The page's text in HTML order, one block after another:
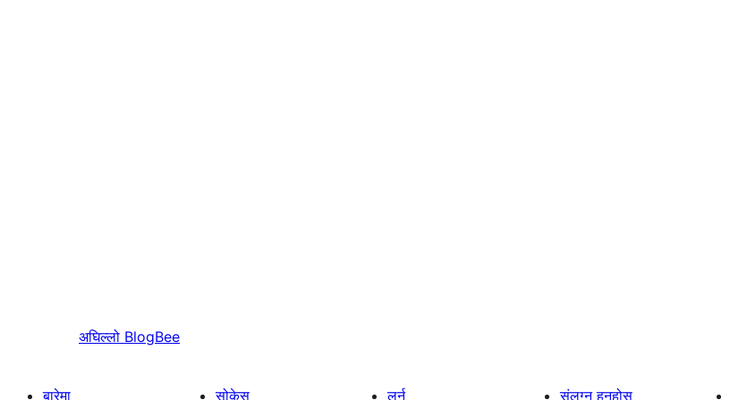
अघिल्लो BlogBee
बारेमा सोकेस लर्न संलग्न हुनुहोस्